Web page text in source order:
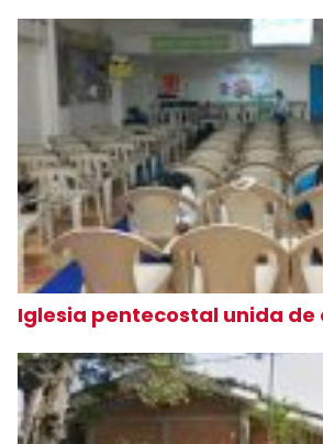
Iglesia pentecostal unida de